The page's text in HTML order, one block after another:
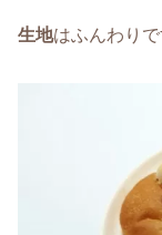
生地はふんわりで